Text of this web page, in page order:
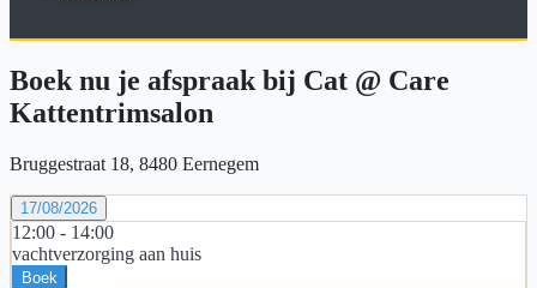
Boek nu je afspraak bij Cat @ Care
Kattentrimsalon
Bruggestraat 18, 8480 Eernegem
17/08/2026
12:00 - 14:00
vachtverzorging aan huis
Boek